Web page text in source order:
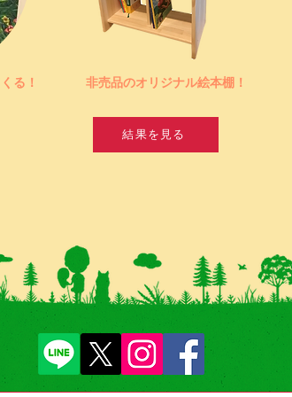
る！ 非売品のオリジナル絵本棚！
結果を見る